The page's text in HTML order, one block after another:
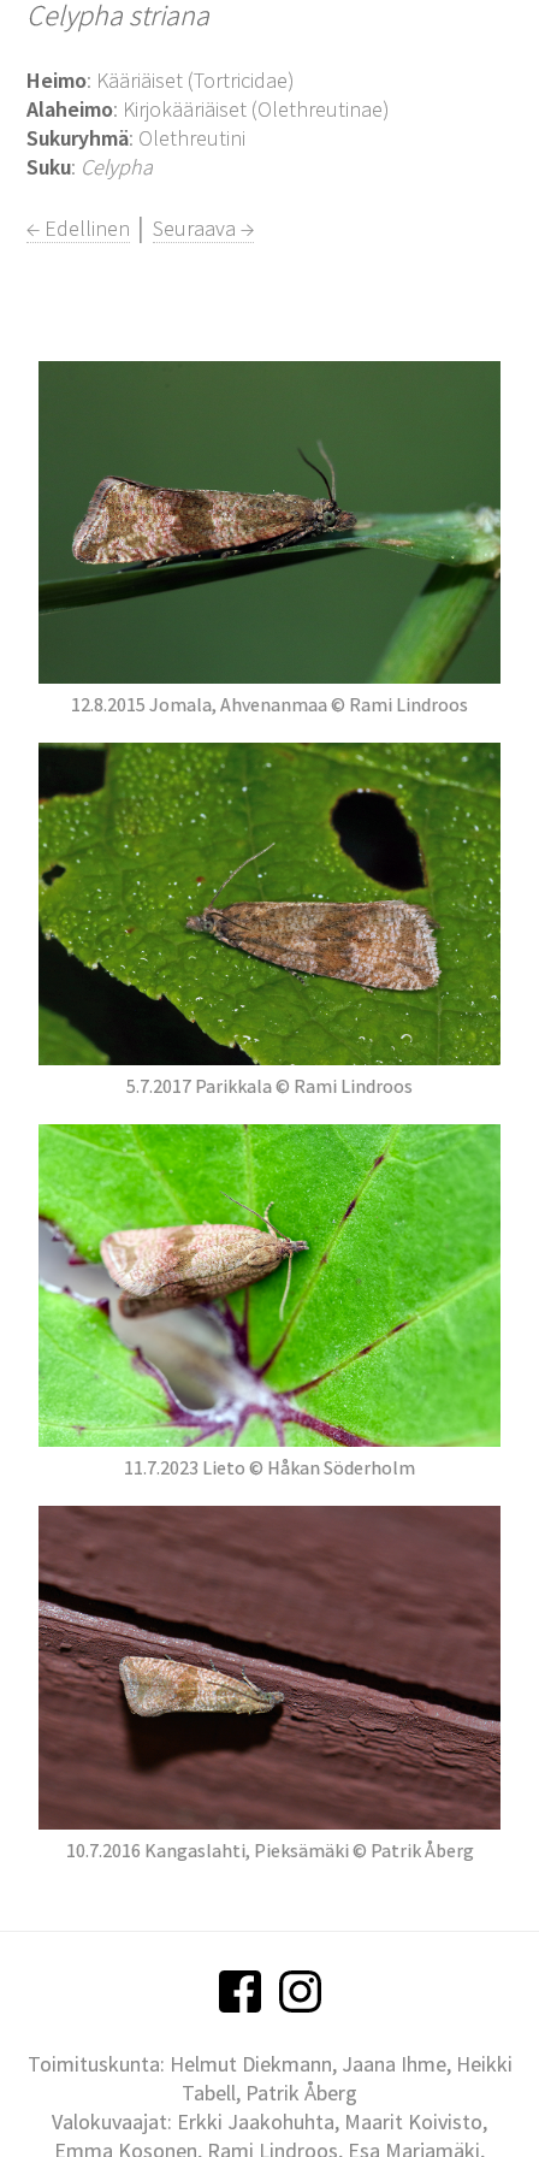
Celypha striana
Heimo: Kääriäiset (Tortricidae)
Alaheimo: Kirjokääriäiset (Olethreutinae)
Sukuryhmä: Olethreutini
Suku: Celypha
← Edellinen │Seuraava →
12.8.2015 Jomala, Ahvenanmaa © Rami Lindroos
5.7.2017 Parikkala © Rami Lindroos
11.7.2023 Lieto © Håkan Söderholm
10.7.2016 Kangaslahti, Pieksämäki © Patrik Åberg
Toimituskunta: Helmut Diekmann, Jaana Ihme, Heikki
Tabell, Patrik Åberg
Valokuvaajat: Erkki Jaakohuhta, Maarit Koivisto,
Emma Kosonen, Rami Lindroos, Esa Marjamäki,